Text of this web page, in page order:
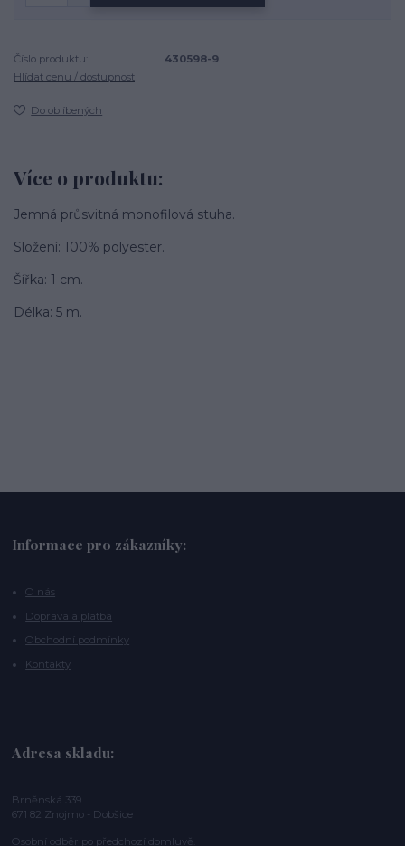
Číslo produktu:
430598-9
Hlídat cenu / dostupnost
Do oblíbených
Více o produktu:
Jemná průsvitná monofilová stuha.
Složení: 100% polyester.
Šířka: 1 cm.
Délka: 5 m.
Informace pro zákazníky:
O nás
Doprava a platba
Obchodní podmínky
Kontakty
Adresa skladu:
Brněnská 339
671 82 Znojmo - Dobšice
Osobní odběr po předchozí domluvě.